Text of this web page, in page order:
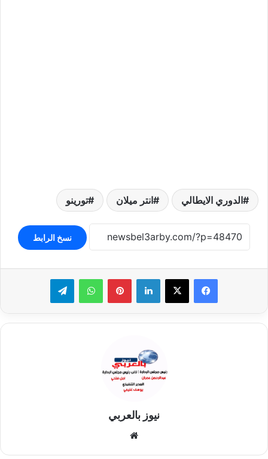
الدوري الايطالي انتر ميلان تورينو
نسخ الرابط
لينكدإن بينتيريستواتساب تيلقرام
نيوز بالعربي